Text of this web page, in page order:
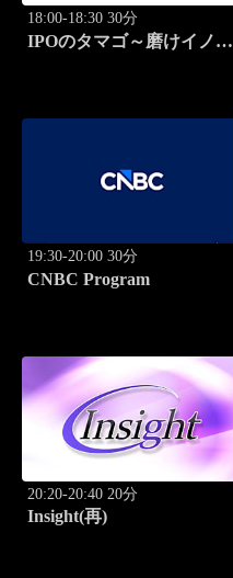
18:00-18:30 30分
IPOのタマゴ～磨けイノベ
19:30-20:00 30分
CNBC Program
20:20-20:40 20分
Insight(再)